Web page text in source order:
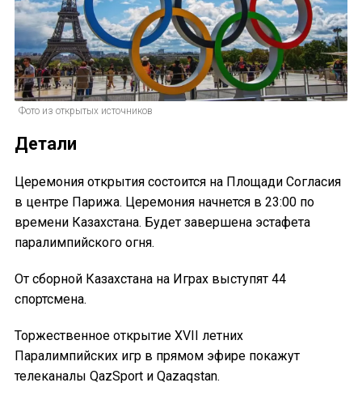
Фото из открытых источников
Детали
Церемония открытия состоится на Площади Согласия
в центре Парижа. Церемония начнется в 23:00 по
времени Казахстана. Будет завершена эстафета
паралимпийского огня.
От сборной Казахстана на Играх выступят 44
спортсмена.
Торжественное открытие XVII летних
Паралимпийских игр в прямом эфире покажут
телеканалы QazSport и Qazaqstan.